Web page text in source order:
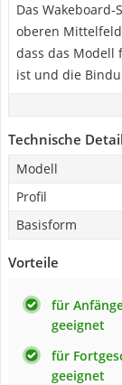
Das
oberen
dass das Modell
ist und die
Technische
Modell
Profil
Basisform
Vorteile
für
geeignet
für
geeignet